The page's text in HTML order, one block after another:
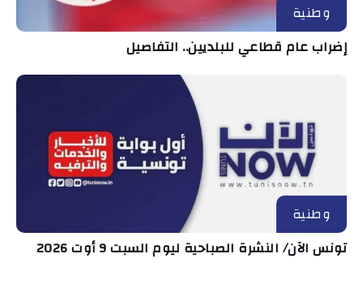
وطنية
إضراب عام قطاعي للبلديين.. التفاصيل
وطنية
تونس الآن/ النشرة الصباحية ليوم السبت 9 أوت 2026